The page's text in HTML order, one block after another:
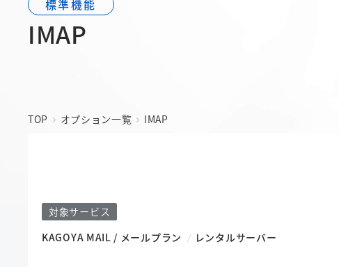
IMAP
TOP オプション一覧 IMAP
対象サービス
KAGOYA MAIL / メールプラン
レンタルサーバー